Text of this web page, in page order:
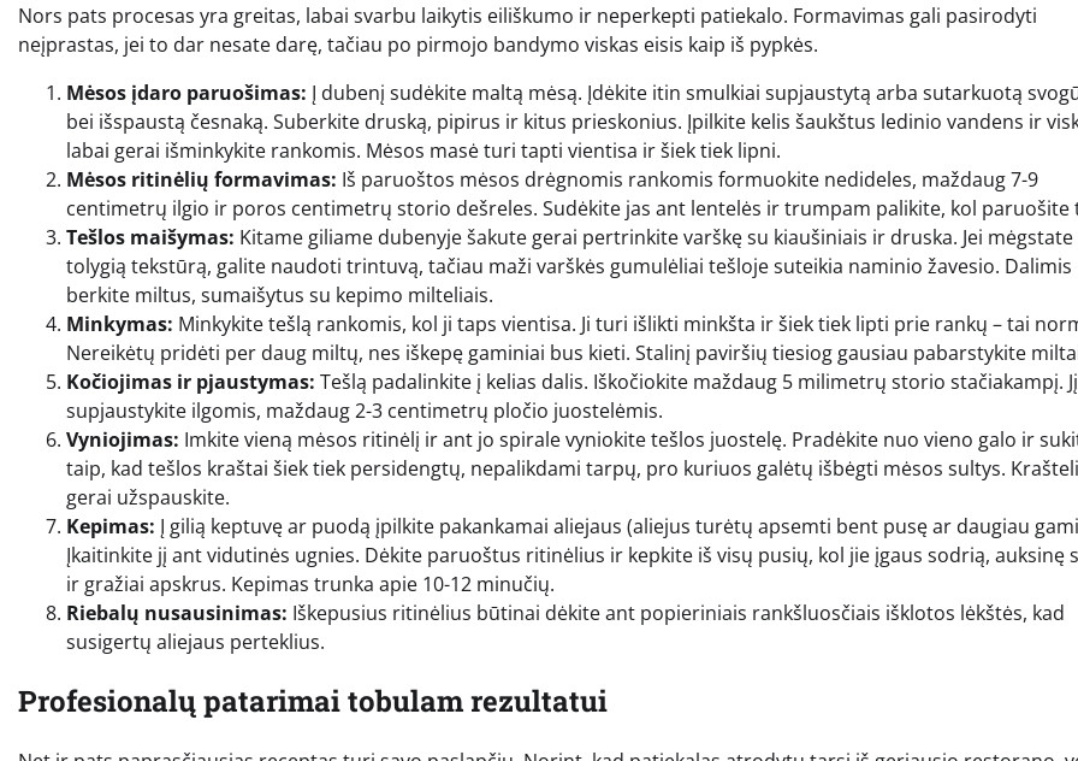
Nors pats procesas yra greitas, labai svarbu laikytis eiliškumo ir neperkepti patiekalo. Formavimas gali pasirodyti
neįprastas, jei to dar nesate darę, tačiau po pirmojo bandymo viskas eisis kaip iš pypkės.
Mėsos įdaro paruošimas: Į dubenį sudėkite maltą mėsą. Įdėkite itin smulkiai supjaustytą arba sutarkuotą
bei išspaustą česnaką. Suberkite druską, pipirus ir kitus prieskonius. Įpilkite kelis šaukštus ledinio vandens ir
labai gerai išminkykite rankomis. Mėsos masė turi tapti vientisa ir šiek tiek lipni.
Mėsos ritinėlių formavimas: Iš paruoštos mėsos drėgnomis rankomis formuokite nedideles, maždaug 7-9
centimetrų ilgio ir poros centimetrų storio dešreles. Sudėkite jas ant lentelės ir trumpam palikite, kol paruošite
Tešlos maišymas: Kitame giliame dubenyje šakute gerai pertrinkite varškę su kiaušiniais ir druska. Jei mėgstate
tolygią tekstūrą, galite naudoti trintuvą, tačiau maži varškės gumulėliai tešloje suteikia naminio žavesio. Dalimis
berkite miltus, sumaišytus su kepimo milteliais.
Minkymas: Minkykite tešlą rankomis, kol ji taps vientisa. Ji turi išlikti minkšta ir šiek tiek lipti prie rankų – tai
Nereikėtų pridėti per daug miltų, nes iškepę gaminiai bus kieti. Stalinį paviršių tiesiog gausiau pabarstykite
Kočiojimas ir pjaustymas: Tešlą padalinkite į kelias dalis. Iškočiokite maždaug 5 milimetrų storio stačiakampį. Jį
supjaustykite ilgomis, maždaug 2-3 centimetrų pločio juostelėmis.
Vyniojimas: Imkite vieną mėsos ritinėlį ir ant jo spirale vyniokite tešlos juostelę. Pradėkite nuo vieno galo ir
taip, kad tešlos kraštai šiek tiek persidengtų, nepalikdami tarpų, pro kuriuos galėtų išbėgti mėsos sultys.
gerai užspauskite.
Kepimas: Į gilią keptuvę ar puodą įpilkite pakankamai aliejaus (aliejus turėtų apsemti bent pusę ar daugiau
Įkaitinkite jį ant vidutinės ugnies. Dėkite paruoštus ritinėlius ir kepkite iš visų pusių, kol jie įgaus sodrią, auksinę
ir gražiai apskrus. Kepimas trunka apie 10-12 minučių.
Riebalų nusausinimas: Iškepusius ritinėlius būtinai dėkite ant popieriniais rankšluosčiais išklotos lėkštės, kad
susigertų aliejaus perteklius.
Profesionalų patarimai tobulam rezultatui